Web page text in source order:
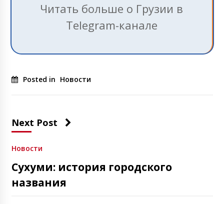
Читать больше о Грузии в
Telegram-канале
Posted in Новости
Next Post
Новости
Сухуми: история городского
названия